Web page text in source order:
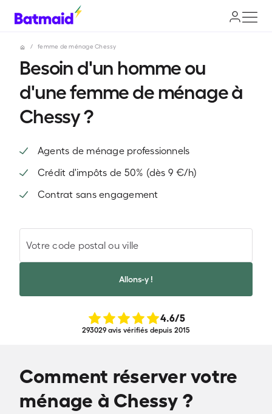
/ femme de ménage Chessy
Besoin d'un homme ou
d'une femme de ménage à
Chessy ?
Agents de ménage professionnels
Crédit d'impôts de 50% (dès 9 €/h)
Contrat sans engagement
Votre code postal ou ville
Allons-y !
4.6/5
293029 avis vérifiés depuis 2015
Comment réserver votre
ménage à Chessy ?